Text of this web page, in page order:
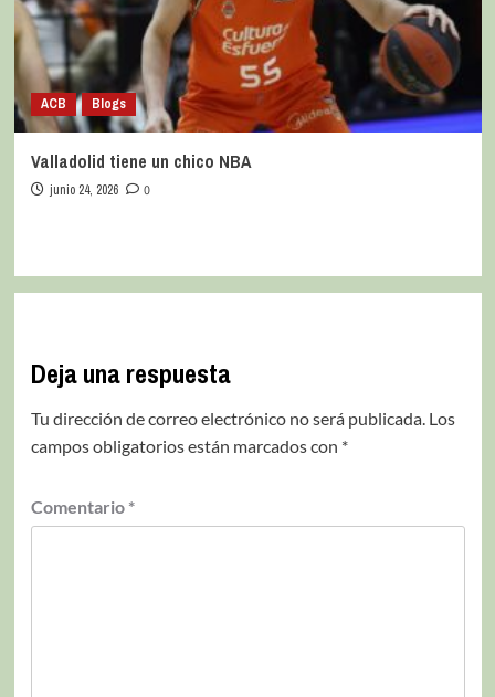
ACB Blogs
Valladolid tiene un chico NBA
junio 24, 2026 0
Deja una respuesta
Tu dirección de correo electrónico no será publicada. Los
campos obligatorios están marcados con *
Comentario *